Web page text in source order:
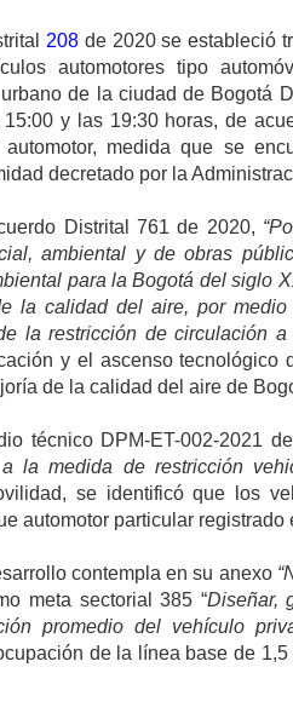
208 de 2020 se estableció
automotores tipo
de la ciudad de Bogotá
y las 19:30 horas, de
medida que se
decretado por la
Distrital 761 de 2020,
ambiental y de obras
para la Bogotá del siglo
la calidad del aire, por
la restricción de circulación a
y el ascenso tecnológico
de la calidad del aire de
técnico DPM-ET-002-2021
la medida de restricción
se identificó que los
automotor particular registrado
contempla en su anexo
meta sectorial 385 “Diseñar,
promedio del vehículo
de la línea base de